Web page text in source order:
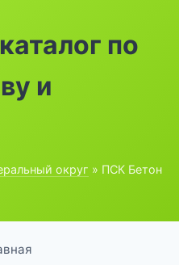
по
и
округ » ПСК Бетон